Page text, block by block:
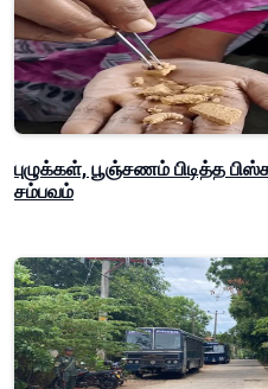
புழுக்கள், பூஞ்சணம் பிடித்த
சம்பவம்